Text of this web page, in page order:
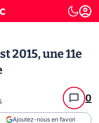
2015, une 11e
0
Ajoutez-nous en favori